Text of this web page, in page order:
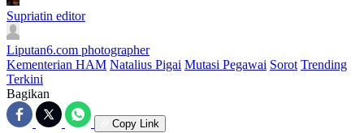
Supriatin editor
Liputan6.com photographer
Kementerian HAM Natalius Pigai Mutasi Pegawai Sorot Trending
Terkini
Bagikan
Copy Link